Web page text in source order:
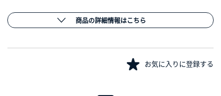
商品の詳細情報はこちら
お気に入りに登録する